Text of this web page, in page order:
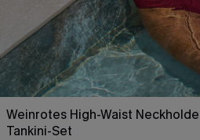
Weinrotes High-Waist
Tankini-Set